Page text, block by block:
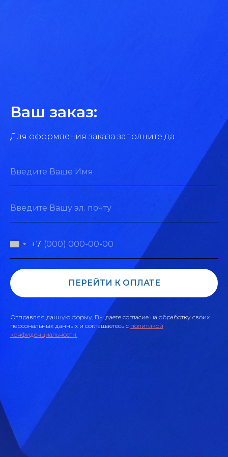
Ваш заказ:
Для оформления заказа заполните да
+7
ПЕРЕЙТИ К ОПЛАТЕ
Отправляя данную форму, Вы даете согласие на обработку своих
персональных данных и соглашаетесь c политикой
конфиденциальности.